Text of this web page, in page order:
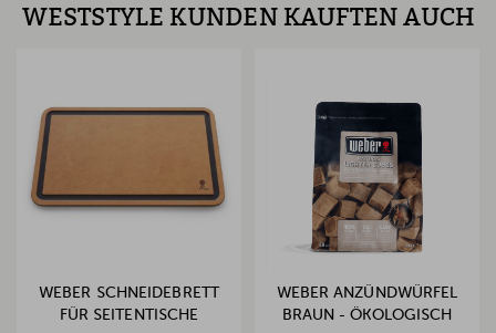
WESTSTYLE KUNDEN KAUFTEN AUCH
WEBER SCHNEIDEBRETT
FÜR SEITENTISCHE
WEBER ANZÜNDWÜRFEL
BRAUN - ÖKOLOGISCH